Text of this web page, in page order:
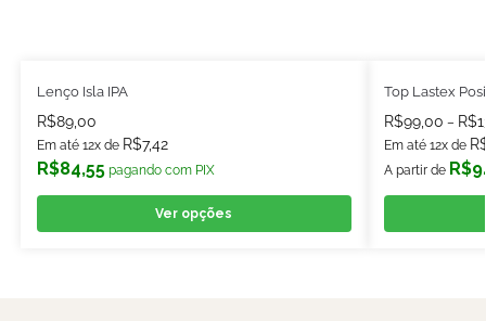
Lenço Isla IPA
R$89,00
Em até 12x de R$7,42
R$84,55 pagando com PIX
Ver opções
Top Lastex
R$99,00 – R$
Em até 12x de
A partir de R$